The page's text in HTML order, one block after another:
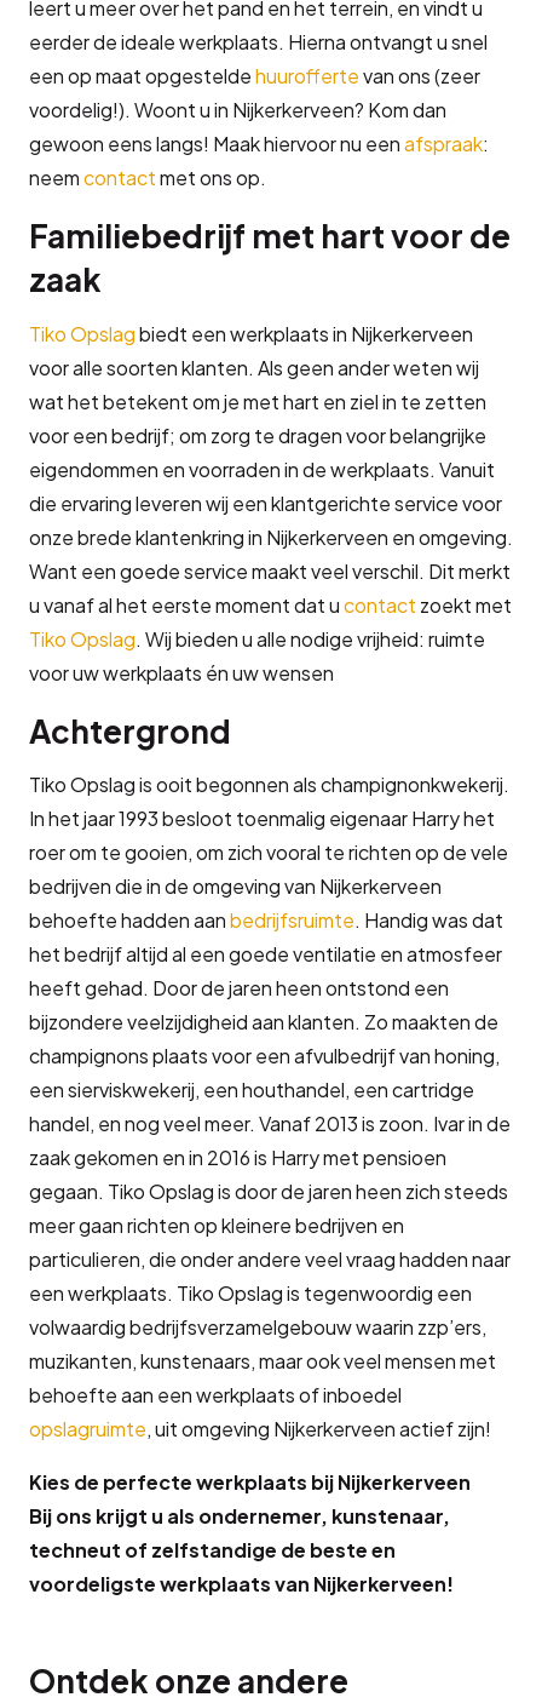
leert u meer over het pand en het terrein, en vindt u
eerder de ideale werkplaats. Hierna ontvangt u snel
een op maat opgesteldehuuroffertevan ons (zeer
voordelig!). Woont u in Nijkerkerveen? Kom dan
gewoon eens langs! Maak hiervoor nu eenafspraak:
neemcontactmet ons op.
Familiebedrijf met hart voor de
zaak
Tiko Opslagbiedt een werkplaats in Nijkerkerveen
voor alle soorten klanten. Als geen ander weten wij
wat het betekent om je met hart en ziel in te zetten
voor een bedrijf; om zorg te dragen voor belangrijke
eigendommen en voorraden in de werkplaats. Vanuit
die ervaring leveren wij een klantgerichte service voor
onze brede klantenkring in Nijkerkerveen en omgeving.
Want een goede service maakt veel verschil. Dit merkt
u vanaf al het eerste moment dat ucontact zoekt met
Tiko Opslag. Wij bieden u alle nodige vrijheid: ruimte
voor uw werkplaats én uw wensen
Achtergrond
Tiko Opslag is ooit begonnen als champignonkwekerij.
In het jaar 1993 besloot toenmalig eigenaar Harry het
roer om te gooien, om zich vooral te richten op de vele
bedrijven die in de omgeving van Nijkerkerveen
behoefte hadden aanbedrijfsruimte. Handig was dat
het bedrijf altijd al een goede ventilatie en atmosfeer
heeft gehad. Door de jaren heen ontstond een
bijzondere veelzijdigheid aan klanten. Zo maakten de
champignons plaats voor een afvulbedrijf van honing,
een sierviskwekerij, een houthandel, een cartridge
handel, en nog veel meer. Vanaf 2013 is zoon. Ivar in de
zaak gekomen en in 2016 is Harry met pensioen
gegaan. Tiko Opslag is door de jaren heen zich steeds
meer gaan richten op kleinere bedrijven en
particulieren, die onder andere veel vraag hadden naar
een werkplaats. Tiko Opslag is tegenwoordig een
volwaardig bedrijfsverzamelgebouw waarin zzp’ers,
muzikanten, kunstenaars, maar ook veel mensen met
behoefte aan een werkplaats of inboedel
opslagruimte, uit omgeving Nijkerkerveen actief zijn!
Kies de perfecte werkplaats bij Nijkerkerveen
Bij ons krijgt u als ondernemer, kunstenaar,
techneut of zelfstandige de beste en
voordeligste werkplaats van Nijkerkerveen!
Ontdek onze andere